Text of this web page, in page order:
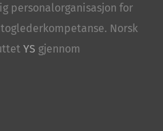
personalorganisasjon for
Norsk
YS gjennom